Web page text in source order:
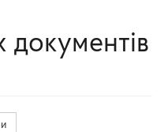
документів